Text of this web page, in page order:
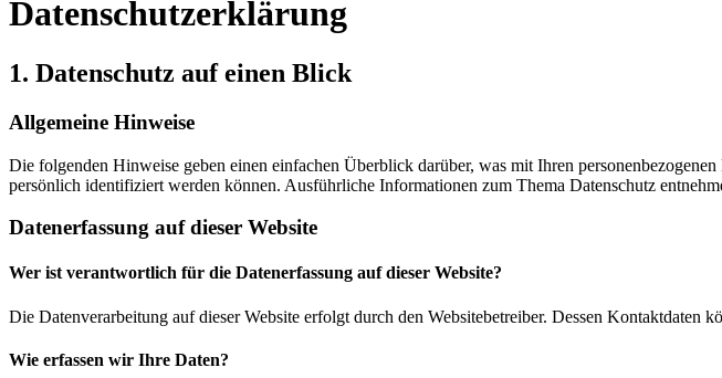
Datenschutz­erklärung
1. Datenschutz auf einen Blick
Allgemeine Hinweise
Die folgenden Hinweise geben einen einfachen Überblick darüber, was mit Ihren
persönlich identifiziert werden können. Ausführliche Informationen zum Thema Datenschutz
Datenerfassung auf dieser Website
Wer ist verantwortlich für die Datenerfassung auf dieser Website?
Die Datenverarbeitung auf dieser Website erfolgt durch den Websitebetreiber. Dessen
Wie erfassen wir Ihre Daten?